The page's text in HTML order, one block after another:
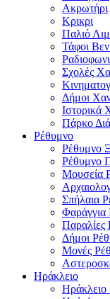
Ακρωτήρι
Κρικρι
Παλιό
Τάφοι
Σχολές
Δήμοι
Ιστορικά
Πάρκο
Ρέθυμνο
Ρέθυμνο
Ρέθυμνο
Μουσεία
Σπήλαια
Φαράγγια
Παραλίες
Δήμοι
Μονές
Ηράκλειο
Ηράκλειο